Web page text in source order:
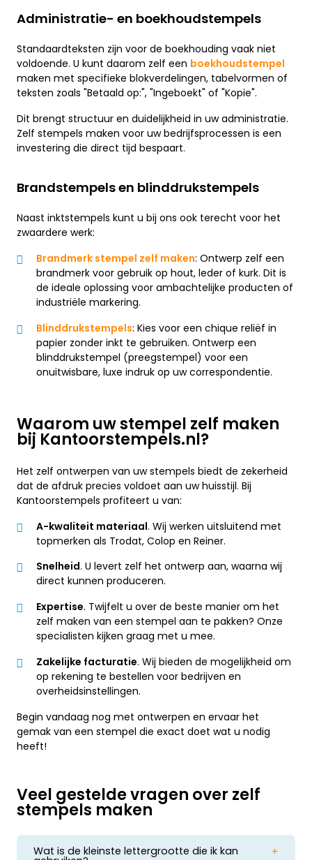
Administratie- en boekhoudstempels
Standaardteksten zijn voor de boekhouding vaak niet
voldoende. U kunt daarom zelf een boekhoudstempel
maken met specifieke blokverdelingen, tabelvormen of
teksten zoals "Betaald op:", "Ingeboekt" of "Kopie".
Dit brengt structuur en duidelijkheid in uw administratie.
Zelf stempels maken voor uw bedrijfsprocessen is een
investering die direct tijd bespaart.
Brandstempels en blinddrukstempels
Naast inktstempels kunt u bij ons ook terecht voor het
zwaardere werk:
Brandmerk stempel zelf maken: Ontwerp zelf een
brandmerk voor gebruik op hout, leder of kurk. Dit is
de ideale oplossing voor ambachtelijke producten of
industriële markering.
Blinddrukstempels: Kies voor een chique reliëf in
papier zonder inkt te gebruiken. Ontwerp een
blinddrukstempel (preegstempel) voor een
onuitwisbare, luxe indruk op uw correspondentie.
Waarom uw stempel zelf maken
bij Kantoorstempels.nl?
Het zelf ontwerpen van uw stempels biedt de zekerheid
dat de afdruk precies voldoet aan uw huisstijl. Bij
Kantoorstempels profiteert u van:
A-kwaliteit materiaal. Wij werken uitsluitend met
topmerken als Trodat, Colop en Reiner.
Snelheid. U levert zelf het ontwerp aan, waarna wij
direct kunnen produceren.
Expertise. Twijfelt u over de beste manier om het
zelf maken van een stempel aan te pakken? Onze
specialisten kijken graag met u mee.
Zakelijke facturatie. Wij bieden de mogelijkheid om
op rekening te bestellen voor bedrijven en
overheidsinstellingen.
Begin vandaag nog met ontwerpen en ervaar het
gemak van een stempel die exact doet wat u nodig
heeft!
Veel gestelde vragen over zelf
stempels maken
Wat is de kleinste lettergrootte die ik kan